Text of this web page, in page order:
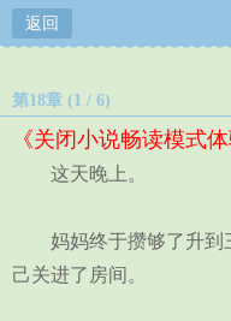
返回
第18章 (1 / 6)
《关闭小说畅读模式体
这天晚上。
妈妈终于攒够了升到
己关进了房间。